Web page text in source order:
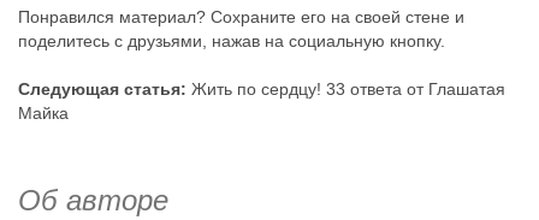
Понравился материал? Сохраните его на своей стене и
поделитесь с друзьями, нажав на социальную кнопку.
Следующая статья: Жить по сердцу! 33 ответа от Глашатая
Майка
Об авторе